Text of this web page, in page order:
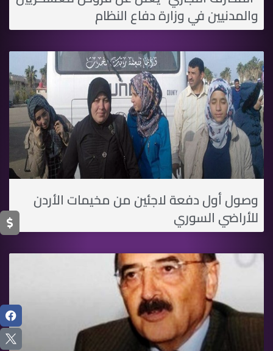
والمدنيين في وزارة دفاع النظام
وصول أول دفعة لاجئين من مخيمات الأردن
للأراضي السوري